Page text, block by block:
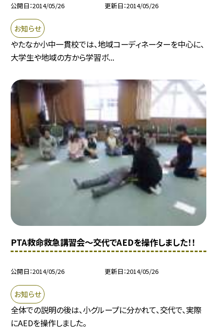
公開日 2014/05/26 更新日 2014/05/26
お知らせ
やたなか小中一貫校では、地域コーディネーターを中心に、
大学生や地域の方から学習ボ...
PTA救命救急講習会〜交代でAEDを操作しました！！
公開日 2014/05/26 更新日 2014/05/26
お知らせ
全体での説明の後は、小グループに分かれて、交代で、実際
にAEDを操作しました。